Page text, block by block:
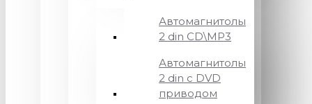
Автомагнитолы
2 din CD\MP3
Автомагнитолы
2 din с DVD
приводом